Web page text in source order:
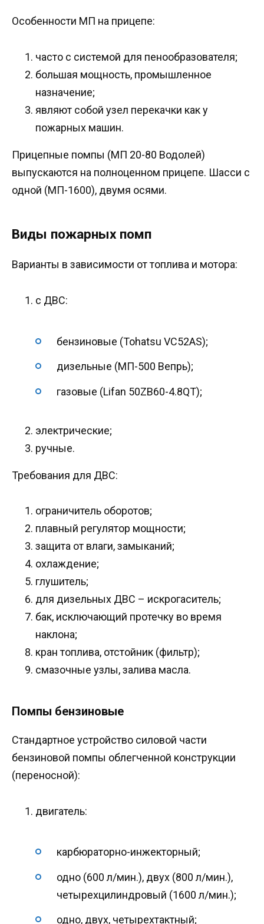
Особенности МП на прицепе:
часто с системой для пенообразователя;
большая мощность, промышленное
назначение;
являют собой узел перекачки как у
пожарных машин.
Прицепные помпы (МП 20-80 Водолей)
выпускаются на полноценном прицепе. Шасси с
одной (МП-1600), двумя осями.
Виды пожарных помп
Варианты в зависимости от топлива и мотора:
с ДВС:
бензиновые (Tohatsu VC52AS);
дизельные (МП-500 Вепрь);
газовые (Lifan 50ZB60-4.8QT);
электрические;
ручные.
Требования для ДВС:
ограничитель оборотов;
плавный регулятор мощности;
защита от влаги, замыканий;
охлаждение;
глушитель;
для дизельных ДВС – искрогаситель;
бак, исключающий протечку во время
наклона;
кран топлива, отстойник (фильтр);
смазочные узлы, залива масла.
Помпы бензиновые
Стандартное устройство силовой части
бензиновой помпы облегченной конструкции
(переносной):
двигатель:
карбюраторно-инжекторный;
одно (600 л/мин.), двух (800 л/мин.),
четырехцилиндровый (1600 л/мин.);
одно, двух, четырехтактный;